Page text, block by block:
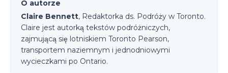
O autorze
Claire Bennett, Redaktorka ds. Podróży w Toronto.
Claire jest autorką tekstów podróżniczych,
zajmującą się lotniskiem Toronto Pearson,
transportem naziemnym i jednodniowymi
wycieczkami po Ontario.